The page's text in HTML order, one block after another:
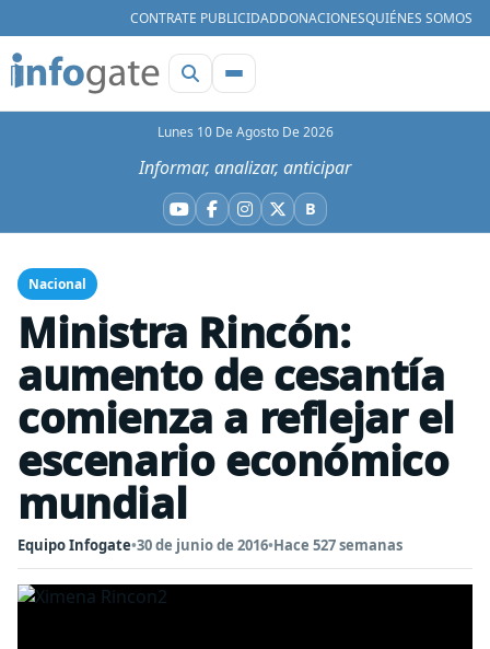
CONTRATE PUBLICIDADDONACIONESQUIÉNES SOMOS
Lunes 10 De Agosto De 2026
Informar, analizar, anticipar
YouTube
Facebook
Instagram
X BBluesky
Nacional
Ministra Rincón:
aumento de cesantía
comienza a reflejar el
escenario económico
mundial
Equipo Infogate•30 de junio de 2016•Hace 527 semanas